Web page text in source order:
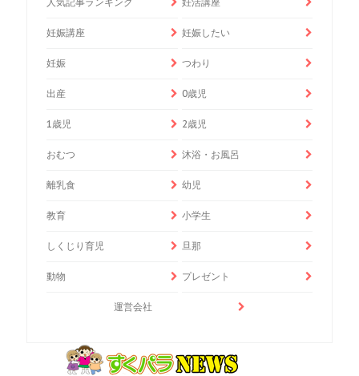
妊娠講座 妊娠したい
妊娠 つわり
出産 0歳児
1歳児 2歳児
おむつ 沐浴・お風呂
離乳食 幼児
教育 小学生
しくじり育児 旦那
動物 プレゼント
運営会社